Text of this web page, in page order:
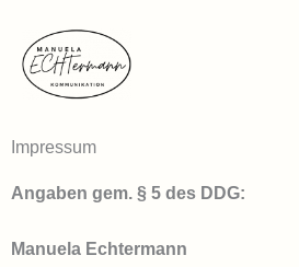
Inhalt
springen
Impressum
Angaben gem. § 5 des DDG:
Manuela Echtermann